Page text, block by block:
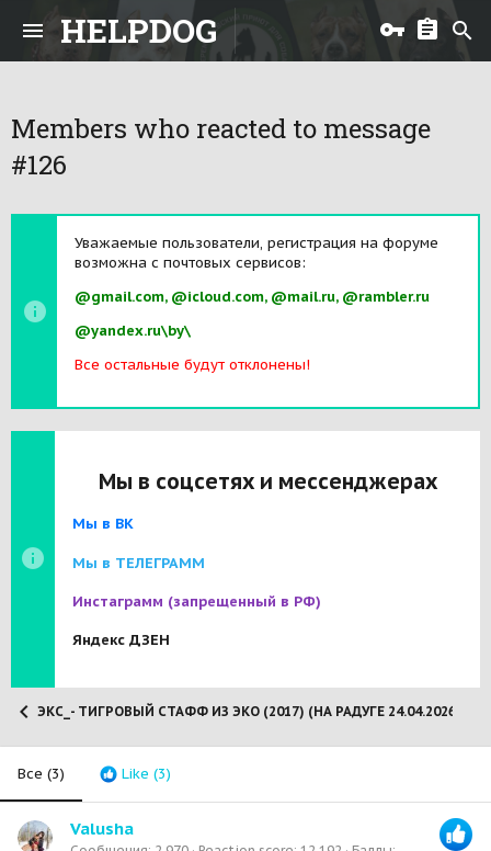
HELPDOG
Members who reacted to message
#126
Уважаемые пользователи, регистрация на форуме
возможна с почтовых сервисов:
@gmail.com, @icloud.com, @mail.ru, @rambler.ru
@yandex.ru\by\
Все остальные будут отклонены!
Мы в соцсетях и мессенджерах
Мы в ВК
Мы в ТЕЛЕГРАММ
Инстаграмм (запрещенный в РФ)
Яндекс ДЗЕН
ЭКС_- ТИГРОВЫЙ СТАФФ ИЗ ЭКО (2017) (НА РАДУГЕ 24.04.2026)
Все (3) Like (3)
Valusha